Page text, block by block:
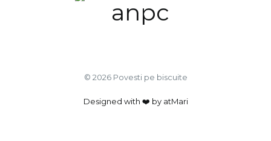
© 2026 Povesti pe biscuite
Designed with ❤️ by atMari